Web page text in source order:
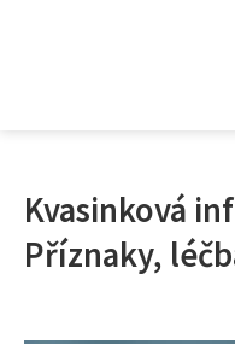
Kvasinková
Příznaky,